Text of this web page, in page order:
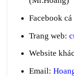
Facebook cá
Trang web:
Website
Email: